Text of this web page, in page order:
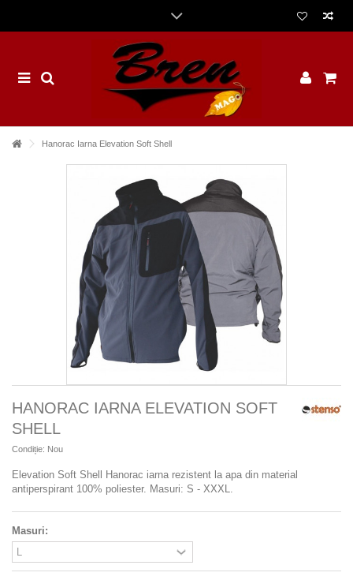
Hanorac Iarna Elevation Soft Shell
HANORAC IARNA ELEVATION SOFT
SHELL
Condiție: Nou
Elevation Soft Shell Hanorac iarna rezistent la apa din material
antiperspirant 100% poliester. Masuri: S - XXXL.
Masuri: